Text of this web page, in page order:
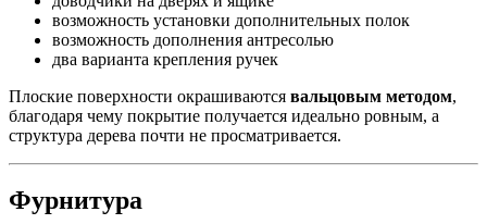
возможность установки дополнительных полок
возможность дополнения антресолью
два варианта крепления ручек
Плоские поверхности окрашиваются вальцовым методом,
благодаря чему покрытие получается идеально ровным, а
структура дерева почти не просматривается.
Фурнитура